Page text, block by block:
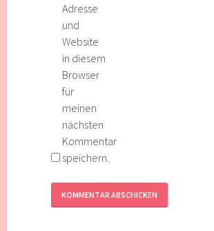
Adresse
und
Website
in diesem
Browser
für
meinen
nächsten
Kommentar
speichern.